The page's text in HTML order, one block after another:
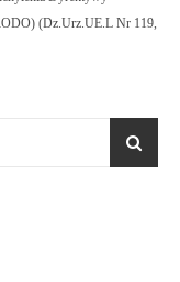
(Dz.Urz.UE.L Nr 119,